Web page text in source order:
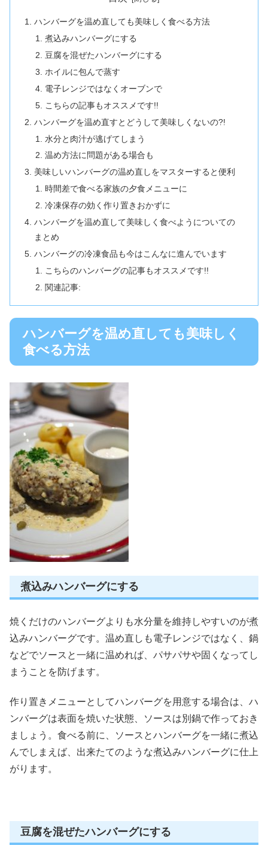
ハンバーグを温め直しても美味しく食べる方法
煮込みハンバーグにする
豆腐を混ぜたハンバーグにする
ホイルに包んで蒸す
電子レンジではなくオーブンで
こちらの記事もオススメです!!
ハンバーグを温め直すとどうして美味しくないの?!
水分と肉汁が逃げてしまう
温め方法に問題がある場合も
美味しいハンバーグの温め直しをマスターすると便利
時間差で食べる家族の夕食メニューに
冷凍保存の効く作り置きおかずに
ハンバーグを温め直して美味しく食べようについての
まとめ
ハンバーグの冷凍食品も今はこんなに進んでいます
こちらのハンバーグの記事もオススメです!!
関連記事:
ハンバーグを温め直しても美味しく
食べる方法
煮込みハンバーグにする
焼くだけのハンバーグよりも水分量を維持しやすいのが煮
込みハンバーグです。温め直しも電子レンジではなく、鍋
などでソースと一緒に温めれば、パサパサや固くなってし
まうことを防げます。
作り置きメニューとしてハンバーグを用意する場合は、ハ
ンバーグは表面を焼いた状態、ソースは別鍋で作っておき
ましょう。食べる前に、ソースとハンバーグを一緒に煮込
んでしまえば、出来たてのような煮込みハンバーグに仕上
がります。
豆腐を混ぜたハンバーグにする